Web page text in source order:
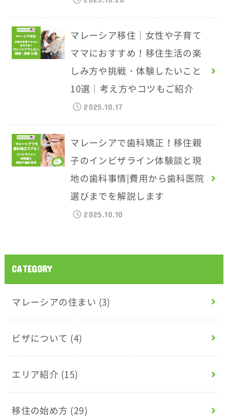
マレーシア移住｜女性や子育て
ママにおすすめ！移住生活の楽
しみ方や挑戦・体験したいこと
10選｜考え方やコツもご紹介
2025.10.17
マレーシアで歯科矯正！移住親
子のインビザライン体験談と現
地の歯科事情|費用から歯科医院
選びまでを解説します
2025.10.10
CATEGORY
マレーシアの住まい (3)
ビザについて (4)
エリア紹介 (15)
移住の始め方 (29)